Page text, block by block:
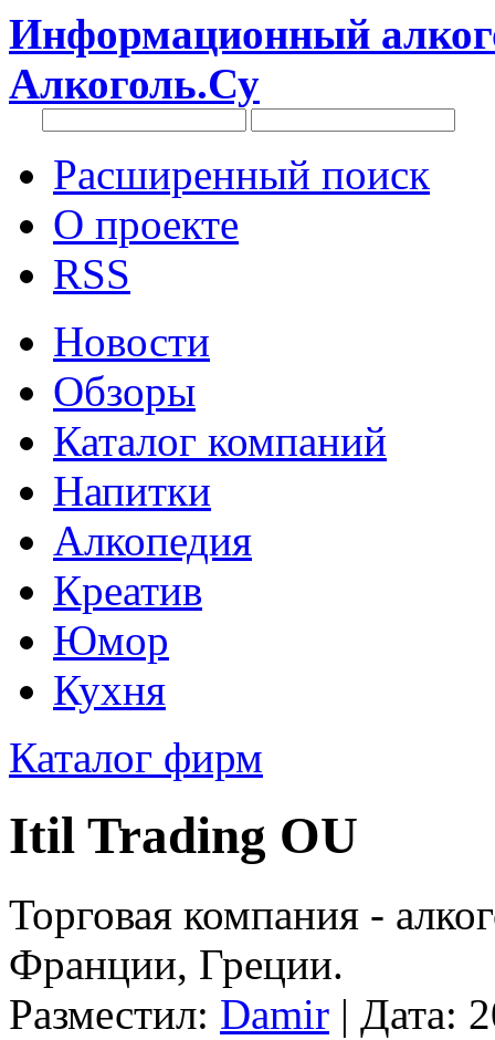
Информационный
Алкоголь.Су
Расширенный поиск
О проекте
RSS
Новости
Обзоры
Каталог компаний
Напитки
Алкопедия
Креатив
Юмор
Кухня
Каталог фирм
Itil Trading OU
Торговая компания -
Франции, Греции.
Разместил: Damir | Дата: